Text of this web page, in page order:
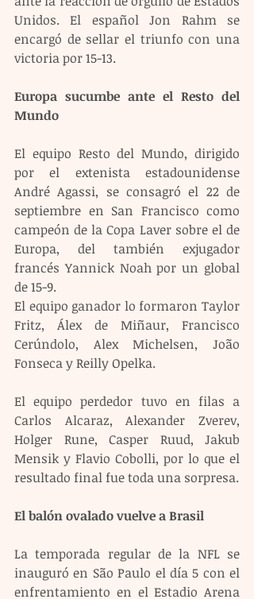
Unidos. El español Jon Rahm se
encargó de sellar el triunfo con una
victoria por 15-13.
Europa sucumbe ante el Resto del
Mundo
El equipo Resto del Mundo, dirigido
por el extenista estadounidense
André Agassi, se consagró el 22 de
septiembre en San Francisco como
campeón de la Copa Laver sobre el de
Europa, del también exjugador
francés Yannick Noah por un global
de 15-9.
El equipo ganador lo formaron Taylor
Fritz, Álex de Miñaur, Francisco
Cerúndolo, Alex Michelsen, João
Fonseca y Reilly Opelka.
El equipo perdedor tuvo en filas a
Carlos Alcaraz, Alexander Zverev,
Holger Rune, Casper Ruud, Jakub
Mensik y Flavio Cobolli, por lo que el
resultado final fue toda una sorpresa.
El balón ovalado vuelve a Brasil
La temporada regular de la NFL se
inauguró en São Paulo el día 5 con el
enfrentamiento en el Estadio Arena